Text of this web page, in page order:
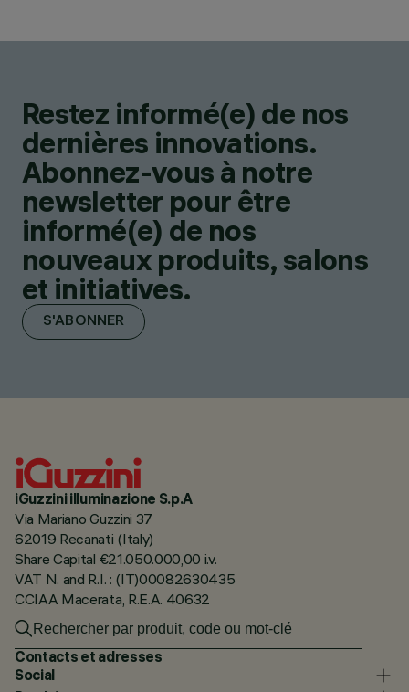
Restez informé(e) de nos
dernières innovations.
Abonnez-vous à notre
newsletter pour être
informé(e) de nos
nouveaux produits, salons
et initiatives.
S'ABONNER
iGuzzini illuminazione S.p.A
Via Mariano Guzzini 37
62019 Recanati (Italy)
Share Capital €21.050.000,00 i.v.
VAT N. and R.I. : (IT)00082630435
CCIAA Macerata, R.E.A. 40632
Contacts et adresses
Social